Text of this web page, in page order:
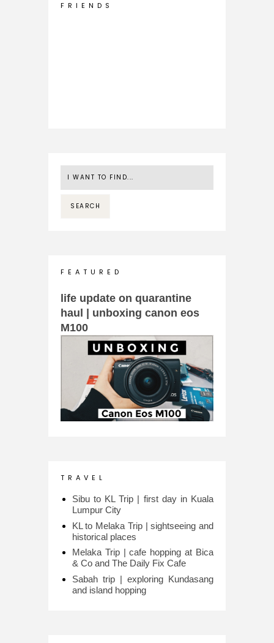
F R I E N D S
F E A T U R E D
life update on quarantine
haul | unboxing canon eos
M100
T R A V E L
Sibu to KL Trip | first day in Kuala
Lumpur City
KL to Melaka Trip | sightseeing and
historical places
Melaka Trip | cafe hopping at Bica
& Co and The Daily Fix Cafe
Sabah trip | exploring Kundasang
and island hopping